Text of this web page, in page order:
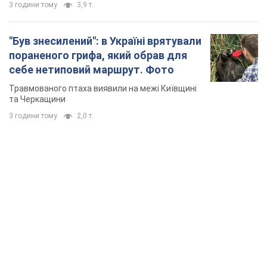
3 години тому 3,9 т.
"Був знесилений": в Україні врятували
пораненого грифа, який обрав для
себе нетиповий маршрут. Фото
Травмованого птаха виявили на межі Київщині
та Черкащини
3 години тому 2,0 т.